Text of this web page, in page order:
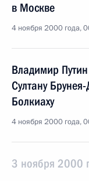
в Москве
4 ноября 2000 года,
Владимир
Султану
Болкиаху
4 ноября 2000 года,
3 ноября 2000